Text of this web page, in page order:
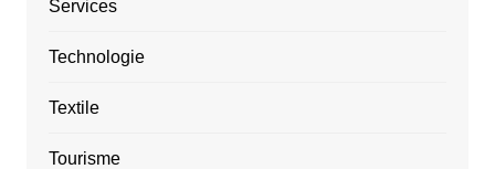
Services
Technologie
Textile
Tourisme